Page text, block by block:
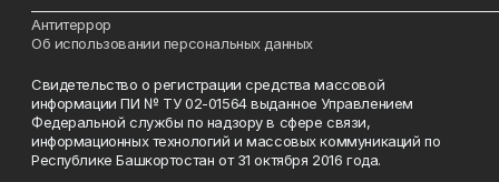
Антитеррор
Об использовании персональных данных
Свидетельство о регистрации средства массовой
информации ПИ № ТУ 02-01564 выданное Управлением
Федеральной службы по надзору в сфере связи,
информационных технологий и массовых коммуникаций по
Республике Башкортостан от 31 октября 2016 года.